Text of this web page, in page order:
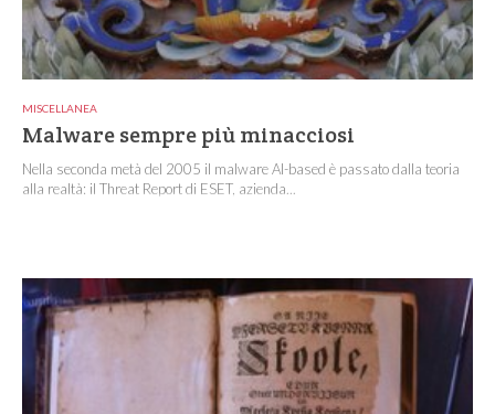
MISCELLANEA
Malware sempre più minacciosi
Nella seconda metà del 2005 il malware AI-based è passato dalla teoria
alla realtà: il Threat Report di ESET, azienda...